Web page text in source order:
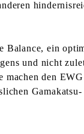
Balance, ein
und nicht
machen den
Gamakatsu-